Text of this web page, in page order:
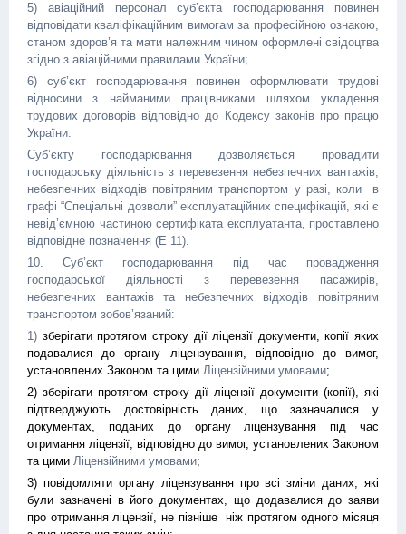
5) авіаційний персонал суб’єкта господарювання повинен
відповідати кваліфікаційним вимогам за професійною ознакою,
станом здоров’я та мати належним чином оформлені свідоцтва
згідно з авіаційними правилами України;
6) суб’єкт господарювання повинен оформлювати трудові
відносини з найманими працівниками шляхом укладення
трудових договорів відповідно до Кодексу законів про працю
України.
Суб’єкту господарювання дозволяється провадити
господарську діяльність з перевезення небезпечних вантажів,
небезпечних відходів повітряним транспортом у разі, коли в
графі “Спеціальні дозволи” експлуатаційних специфікацій, які є
невід’ємною частиною сертифіката експлуатанта, проставлено
відповідне позначення (Е 11).
10. Суб’єкт господарювання під час провадження
господарської діяльності з перевезення пасажирів,
небезпечних вантажів та небезпечних відходів повітряним
транспортом зобов’язаний:
1) зберігати протягом строку дії ліцензії документи, копії яких
подавалися до органу ліцензування, відповідно до вимог,
установлених Законом та цими Ліцензійними умовами;
2) зберігати протягом строку дії ліцензії документи (копії), які
підтверджують достовірність даних, що зазначалися у
документах, поданих до органу ліцензування під час
отримання ліцензії, відповідно до вимог, установлених Законом
та цими Ліцензійними умовами;
3) повідомляти органу ліцензування про всі зміни даних, які
були зазначені в його документах, що додавалися до заяви
про отримання ліцензії, не пізніше ніж протягом одного місяця